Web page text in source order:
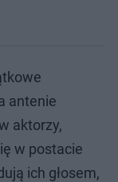
antenie
aktorzy,
w postacie
ich głosem,